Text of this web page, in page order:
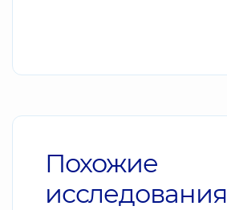
Похожие
исследования